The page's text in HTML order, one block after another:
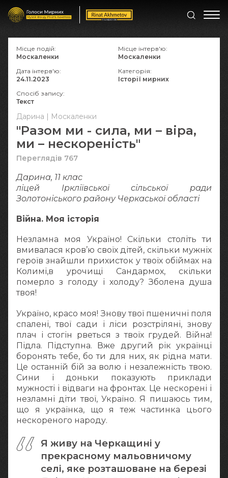
Дарина | Москаленки
"Разом ми - сила, ми – віра,
ми – нескореність"
Переглядів 767
Дарина, 11 клас
ліцей Іркліївської сільської ради
Золотоніського району Черкаської області
Війна. Моя історія
Незламна моя Україно! Скільки століть ти
вмивалася кров’ю своїх дітей, скільки мужніх
героїв знайшли прихисток у твоїх обіймах на
Колимі,в урочищі Сандармох, скільки
померло з голоду і холоду? Зболена душа
твоя!
Україно, красо моя! Знову твої пшеничні поля
спалені, твої сади і ліси розстріляні, знову
плач і стогін рветься з твоїх грудей. Війна!
Підла. Підступна. Вже другий рік українці
боронять тебе, бо ти для них, як рідна мати.
Це останній бій за волю і незалежність твою.
Сини і доньки показують приклади
мужності і відваги на фронтах. Це нескорені і
незламні діти твої, Україно. Я пишаюсь тим,
що я українка, що я теж частинка цього
нескореного народу.
Я живу на Черкащині у
прекрасному мальовничому
селі, яке розташоване на березі
Місце подій:
Москаленки
Місце інтерв'ю:
Москаленки
Дата інтерв'ю:
24.11.2023
Категорія:
Історії мирних
Спосіб запису:
Текст